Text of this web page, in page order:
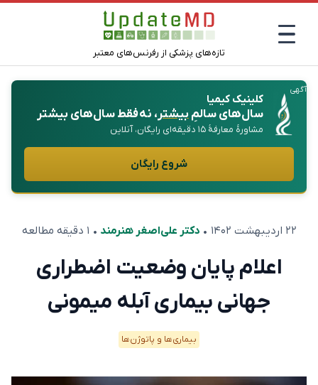
تازه‌های پزشکی از رفرنس‌های معتبر
آگهی
کلینیک کیمیا
سال‌های سالمِبیشتر، نه فقط سال‌های بیشتر
مشاورهٔ معارفهٔ ۱۵ دقیقه‌ای رایگان، آنلاین
شروع رایگان
۲۲ اردیبهشت ۱۴۰۲ •دکتر علی‌اصغر هنرمند • ۱ دقیقه مطالعه
اعلام پایان وضعیت اضطراری
جهانی بیماری آبله میمونی
بیماری‌ها و پاتوژن‌ها